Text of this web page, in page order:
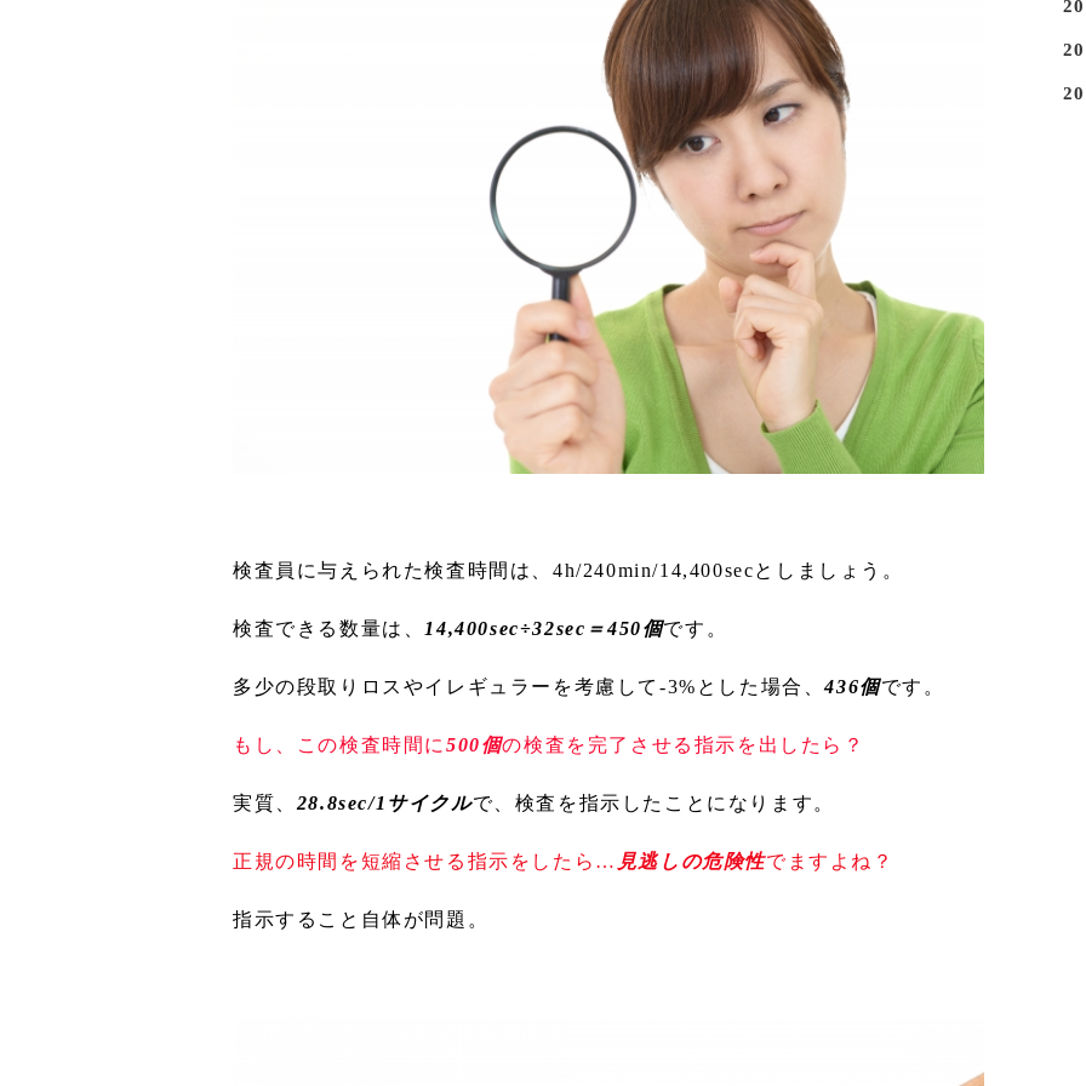
検査員に与えられた検査時間は、4h/240min/14,400secとしましょう。
検査できる数量は、 14,400sec÷32sec＝450個です。
多少の段取りロスやイレギュラーを考慮して-3%とした場合、436個です。
もし、この検査時間に 500個の検査を完了させる指示を出したら？
実質、 28.8sec/1サイクルで、検査を指示したことになります。
正規の時間を短縮させる指示をしたら… 見逃しの危険性でますよね？
指示すること自体が問題。